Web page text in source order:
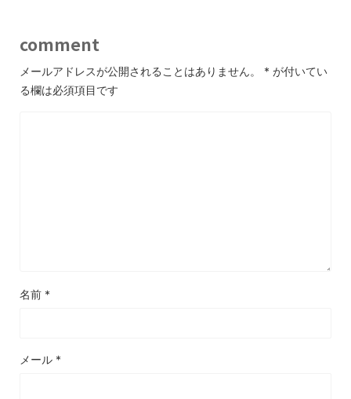
comment
メールアドレスが公開されることはありません。 * が付いてい
る欄は必須項目です
名前 *
メール *